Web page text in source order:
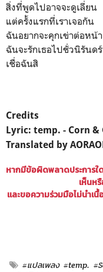
สิ่งที่พูดไปอาจจะดูเลี่ยน
แต่ครั้งแรกที่เราเจอกัน
ฉันอยากจะคุกเข่าต่อหน้า
ฉันจะรักเธอไปชั่วนิรันดร์
เชื่อฉันสิ
Credits
Lyric: temp. - Corn &
Translated by
หากมีข้อผิดพลาดประการ
เห็นห
และขอความร่วมมือไม่นำ
#แปลเพลง #temp.